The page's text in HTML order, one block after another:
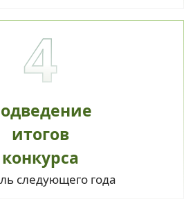
4
итогов
конкурса
следующего года